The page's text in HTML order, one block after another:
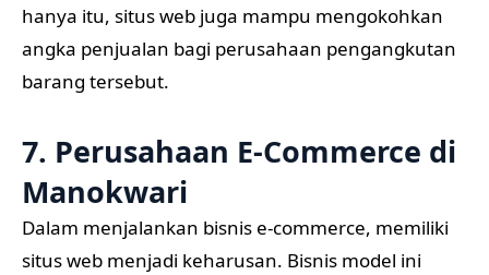
hanya itu, situs web juga mampu mengokohkan
angka penjualan bagi perusahaan pengangkutan
barang tersebut.
7. Perusahaan E-Commerce di
Manokwari
Dalam menjalankan bisnis e-commerce, memiliki
situs web menjadi keharusan. Bisnis model ini